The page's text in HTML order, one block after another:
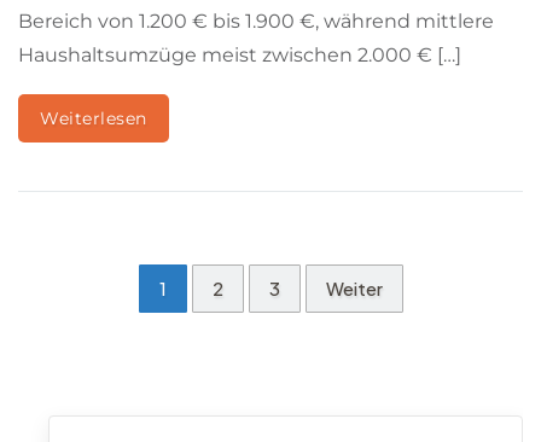
Bereich von 1.200 € bis 1.900 €, während mittlere
Haushaltsumzüge meist zwischen 2.000 € […]
Weiterlesen
1 2 3 Weiter